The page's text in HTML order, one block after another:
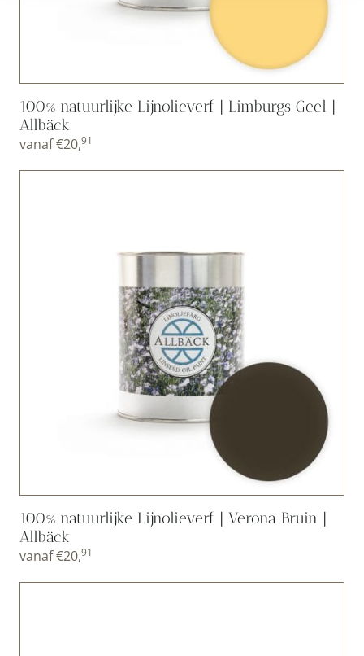
100% natuurlijke Lijnolieverf | Limburgs Geel |
Allbäck
vanaf€20,91
100% natuurlijke Lijnolieverf | Verona Bruin |
Allbäck
vanaf€20,91